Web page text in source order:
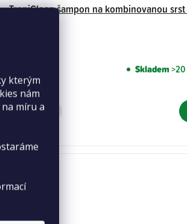
kterým
nám
míru a
TropiClean šampon na kombinovanou
Skladem>20